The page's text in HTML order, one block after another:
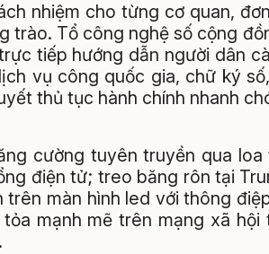
nhiệm cho từng cơ quan,
trào. Tổ công nghệ số cộng
tiếp hướng dẫn người dân
vụ công quốc gia, chữ ký
thủ tục hành chính nhanh
cường tuyên truyền qua
điện tử; treo băng rôn tại
màn hình led với thông
mạnh mẽ trên mạng xã